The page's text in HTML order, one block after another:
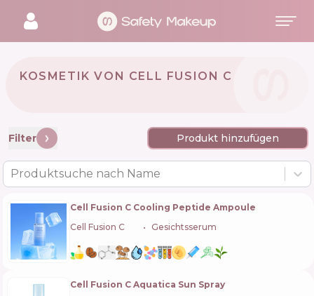
KOSMETIK VON CELL FUSION C
Filter Produkt hinzufügen
Produktsuche nach Name
Cell Fusion C Cooling Peptide Ampoule
Cell Fusion C
Gesichtsserum
Cell Fusion C Aquatica Sun Spray